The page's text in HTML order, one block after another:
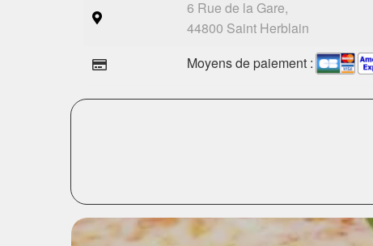
6 Rue de la Gare,
44800 Saint Herblain
Moyens de paiement :